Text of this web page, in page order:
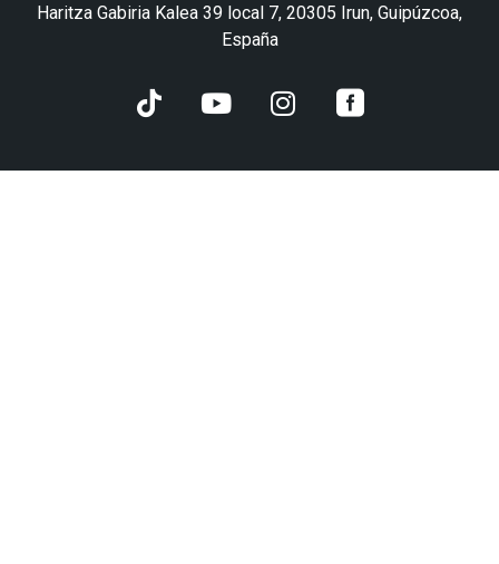
Haritza Gabiria Kalea 39 local 7, 20305 Irun, Guipúzcoa,
España